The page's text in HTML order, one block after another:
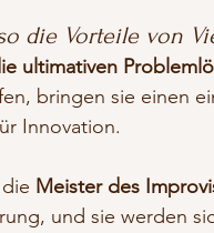
die Vorteile von
ultimativen
bringen sie einen
Innovation.
Meister des
und sie werden